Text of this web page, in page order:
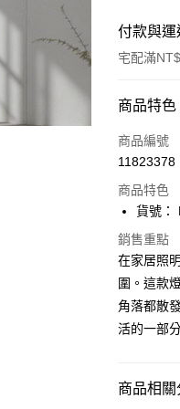
付款與
宅配滿
付款方式
信用卡一
Apple Pay
街口支付
Google
相關說明
商品特色
商品編號
11823378
商品特色
貨號：
銷售重點
在家居照
圍。這款
角落都散
活的一部
商品相關